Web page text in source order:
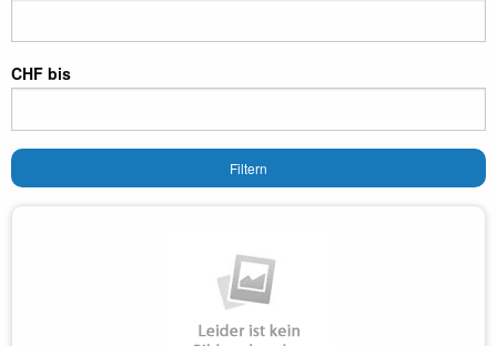
CHF bis
Filtern